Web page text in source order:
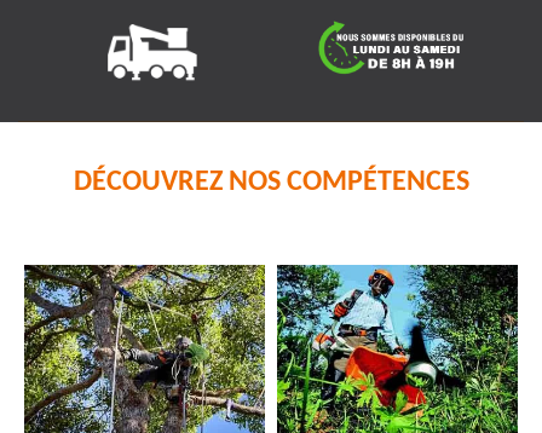
DÉCOUVREZ NOS COMPÉTENCES